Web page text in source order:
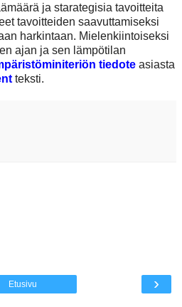
ja starategisia tavoitteita
tavoitteiden saavuttamiseksi
harkintaan. Mielenkiintoiseksi
ajan ja sen lämpötilan
tiedote asiasta
teksti.
›
Etusivu